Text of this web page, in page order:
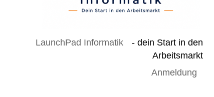
LaunchPad Informatik
- dein Start in den
Arbeitsmarkt
Anmeldung